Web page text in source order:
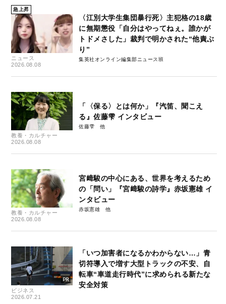
急上昇
ニュース
2026.08.08
〈江別大学生集団暴行死〉主犯格の18歳
に無期懲役「自分はやってねぇ。誰かが
トドメさした」裁判で明かされた“他責ぶ
り”
集英社オンライン編集部ニュース班
教養・カルチャー
2026.08.08
「〈保る〉とは何か」『汽笛、聞こえ
る』佐藤雫 インタビュー
佐藤雫
教養・カルチャー
2026.08.08
宮﨑駿の中心にある、世界を考えるため
の「問い」『宮﨑駿の詩学』赤坂憲雄 イ
ンタビュー
赤坂憲雄
ビジネス
2026.07.21
「いつ加害者になるかわからない…」青
切符導入で増す大型トラックの不安、自
転車“車道走行時代”に求められる新たな
安全対策